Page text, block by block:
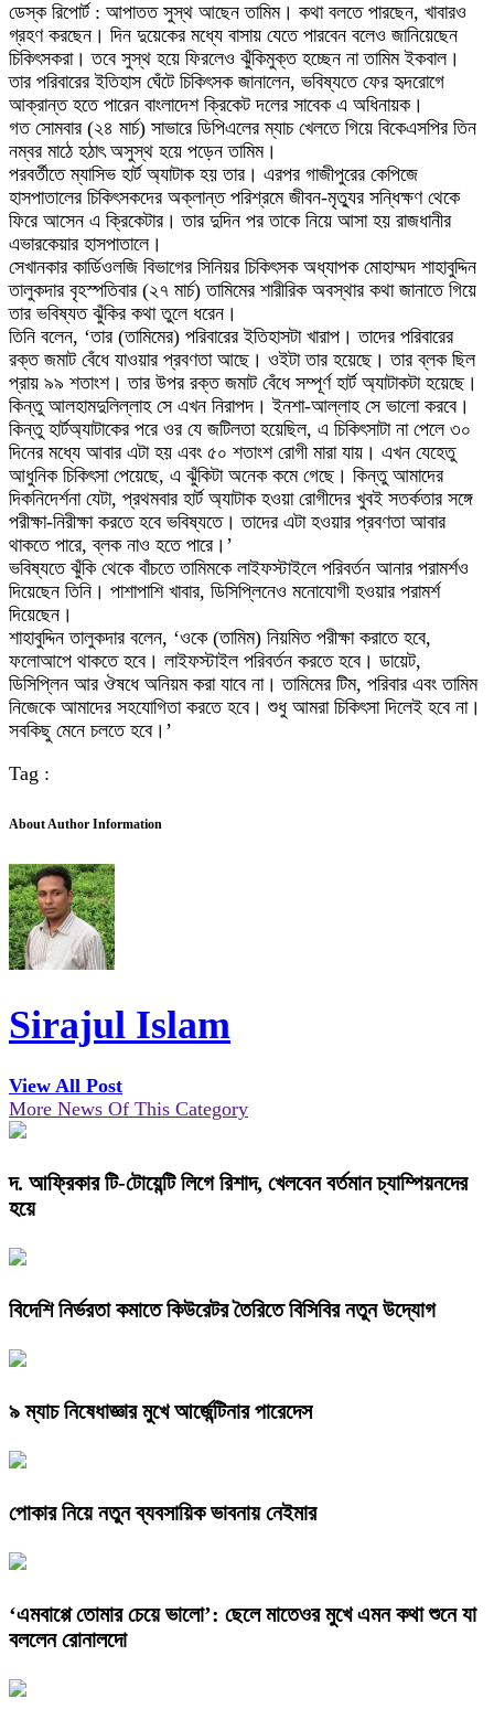
ডেস্ক রিপোর্ট : আপাতত সুস্থ আছেন তামিম। কথা বলতে পারছেন, খাবারও
গ্রহণ করছেন। দিন দুয়েকের মধ্যে বাসায় যেতে পারবেন বলেও জানিয়েছেন
চিকিৎসকরা। তবে সুস্থ হয়ে ফিরলেও ঝুঁকিমুক্ত হচ্ছেন না তামিম ইকবাল।
তার পরিবারের ইতিহাস ঘেঁটে চিকিৎসক জানালেন, ভবিষ্যতে ফের হৃদরোগে
আক্রান্ত হতে পারেন বাংলাদেশ ক্রিকেট দলের সাবেক এ অধিনায়ক।
গত সোমবার (২৪ মার্চ) সাভারে ডিপিএলের ম্যাচ খেলতে গিয়ে বিকেএসপির তিন
নম্বর মাঠে হঠাৎ অসুস্থ হয়ে পড়েন তামিম।
পরবর্তীতে ম্যাসিভ হার্ট অ্যাটাক হয় তার। এরপর গাজীপুরের কেপিজে
হাসপাতালের চিকিৎসকদের অক্লান্ত পরিশ্রমে জীবন-মৃত্যুর সন্ধিক্ষণ থেকে
ফিরে আসেন এ ক্রিকেটার। তার দুদিন পর তাকে নিয়ে আসা হয় রাজধানীর
এভারকেয়ার হাসপাতালে।
সেখানকার কার্ডিওলজি বিভাগের সিনিয়র চিকিৎসক অধ্যাপক মোহাম্মদ শাহাবুদ্দিন
তালুকদার বৃহস্পতিবার (২৭ মার্চ) তামিমের শারীরিক অবস্থার কথা জানাতে গিয়ে
তার ভবিষ্যত ঝুঁকির কথা তুলে ধরেন।
তিনি বলেন, ‘তার (তামিমের) পরিবারের ইতিহাসটা খারাপ। তাদের পরিবারের
রক্ত জমাট বেঁধে যাওয়ার প্রবণতা আছে। ওইটা তার হয়েছে। তার ব্লক ছিল
প্রায় ৯৯ শতাংশ। তার উপর রক্ত জমাট বেঁধে সম্পূর্ণ হার্ট অ্যাটাকটা হয়েছে।
কিন্তু আলহামদুলিল্লাহ সে এখন নিরাপদ। ইনশা-আল্লাহ সে ভালো করবে।
কিন্তু হার্টঅ্যাটাকের পরে ওর যে জটিলতা হয়েছিল, এ চিকিৎসাটা না পেলে ৩০
দিনের মধ্যে আবার এটা হয় এবং ৫০ শতাংশ রোগী মারা যায়। এখন যেহেতু
আধুনিক চিকিৎসা পেয়েছে, এ ঝুঁকিটা অনেক কমে গেছে। কিন্তু আমাদের
দিকনিদের্শনা যেটা, প্রথমবার হার্ট অ্যাটাক হওয়া রোগীদের খুবই সতর্কতার সঙ্গে
পরীক্ষা-নিরীক্ষা করতে হবে ভবিষ্যতে। তাদের এটা হওয়ার প্রবণতা আবার
থাকতে পারে, ব্লক নাও হতে পারে।’
ভবিষ্যতে ঝুঁকি থেকে বাঁচতে তামিমকে লাইফস্টাইলে পরিবর্তন আনার পরামর্শও
দিয়েছেন তিনি। পাশাপাশি খাবার, ডিসিপ্লিনেও মনোযোগী হওয়ার পরামর্শ
দিয়েছেন।
শাহাবুদ্দিন তালুকদার বলেন, ‘ওকে (তামিম) নিয়মিত পরীক্ষা করাতে হবে,
ফলোআপে থাকতে হবে। লাইফস্টাইল পরিবর্তন করতে হবে। ডায়েট,
ডিসিপ্লিন আর ঔষধে অনিয়ম করা যাবে না। তামিমের টিম, পরিবার এবং তামিম
নিজেকে আমাদের সহযোগিতা করতে হবে। শুধু আমরা চিকিৎসা দিলেই হবে না।
সবকিছু মেনে চলতে হবে।’
Tag :
About Author Information
Sirajul Islam
View All Post
More News Of This Category
দ. আফ্রিকার টি-টোয়েন্টি লিগে রিশাদ, খেলবেন বর্তমান চ্যাম্পিয়নদের
হয়ে
বিদেশি নির্ভরতা কমাতে কিউরেটর তৈরিতে বিসিবির নতুন উদ্যোগ
৯ ম্যাচ নিষেধাজ্ঞার মুখে আর্জেন্টিনার পারেদেস
পোকার নিয়ে নতুন ব্যবসায়িক ভাবনায় নেইমার
‘এমবাপ্পে তোমার চেয়ে ভালো’: ছেলে মাতেওর মুখে এমন কথা শুনে যা
বললেন রোনালদো